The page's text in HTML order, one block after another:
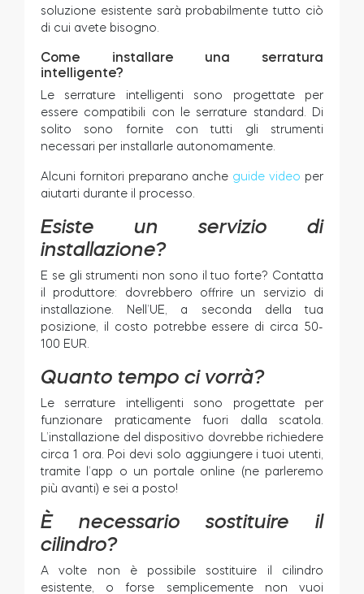
soluzione esistente sarà probabilmente tutto ciò
di cui avete bisogno.
Come installare una serratura
intelligente?
Le serrature intelligenti sono progettate per
essere compatibili con le serrature standard. Di
solito sono fornite con tutti gli strumenti
necessari per installarle autonomamente.
Alcuni fornitori preparano anche guide video per
aiutarti durante il processo.
Esiste un servizio di
installazione?
E se gli strumenti non sono il tuo forte? Contatta
il produttore: dovrebbero offrire un servizio di
installazione. Nell’UE, a seconda della tua
posizione, il costo potrebbe essere di circa 50-
100 EUR.
Quanto tempo ci vorrà?
Le serrature intelligenti sono progettate per
funzionare praticamente fuori dalla scatola.
L’installazione del dispositivo dovrebbe richiedere
circa 1 ora. Poi devi solo aggiungere i tuoi utenti,
tramite l’app o un portale online (ne parleremo
più avanti) e sei a posto!
È necessario sostituire il
cilindro?
A volte non è possibile sostituire il cilindro
esistente, o forse semplicemente non vuoi